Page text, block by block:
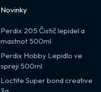
Novinky
Perdix 205 Čistič lepidel a
mastnot 500ml
Perdix Hobby Lepidlo ve
spreji 500ml
Loctite Super bond creative